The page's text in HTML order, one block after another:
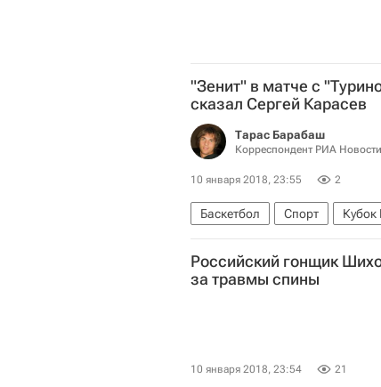
"Зенит" в матче с
сказал Сергей Карасев
Тарас Барабаш
Корреспондент РИА
10 января 2018, 23:55 2
Баскетбол Спорт Кубок
Сергей Карасев (баскетбол)
Российский гонщик
за травмы спины
10 января 2018, 23:54 21